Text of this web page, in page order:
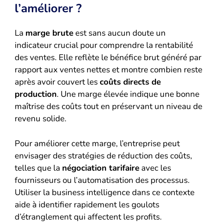
l’améliorer ?
La marge bruteest sans aucun doute un
indicateur crucial pour comprendre la rentabilité
des ventes. Elle reflète le bénéfice brut généré par
rapport aux ventes nettes et montre combien reste
après avoir couvert lescoûts directs de
production. Une marge élevée indique une bonne
maîtrise des coûts tout en préservant un niveau de
revenu solide.
Pour améliorer cette marge, l’entreprise peut
envisager des stratégies de réduction des coûts,
telles que la négociation tarifaire avec les
fournisseurs ou l’automatisation des processus.
Utiliser la business intelligence dans ce contexte
aide à identifier rapidement les goulots
d’étranglement qui affectent les profits.